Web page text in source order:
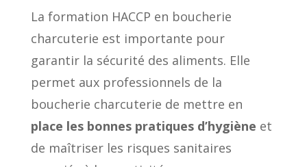
La formation HACCP en boucherie
charcuterie est importante pour
garantir la sécurité des aliments. Elle
permet aux professionnels de la
boucherie charcuterie de mettre en
place les bonnes pratiques d’hygiène et
de maîtriser les risques sanitaires